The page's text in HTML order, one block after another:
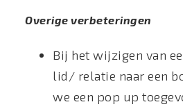
Overige verbeteringen
Bij het wijzigen van
lid/ relatie naar een
we een pop up